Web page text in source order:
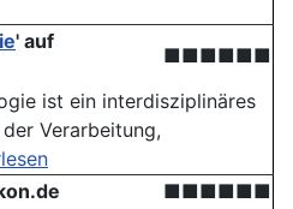
' auf
■■■■■■
ist ein interdisziplinäres
Verarbeitung,
■■■■■■